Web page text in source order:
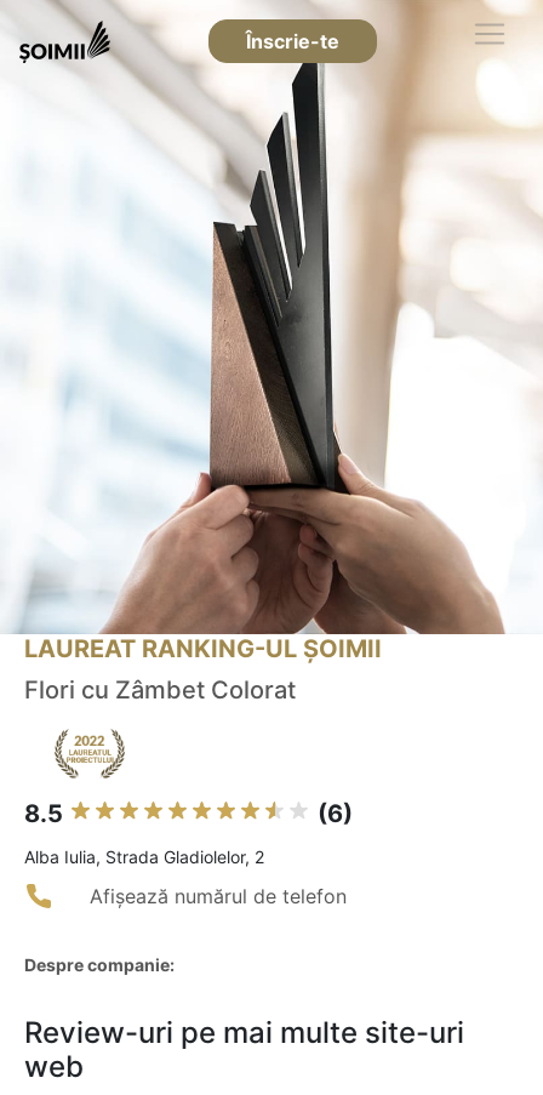
Înscrie-te
LAUREAT RANKING-UL ȘOIMII
Flori cu Zâmbet Colorat
8.5 (6)
Alba Iulia, Strada Gladiolelor, 2
Afișează numărul de telefon
Despre companie:
Review-uri pe mai multe site-uri
web